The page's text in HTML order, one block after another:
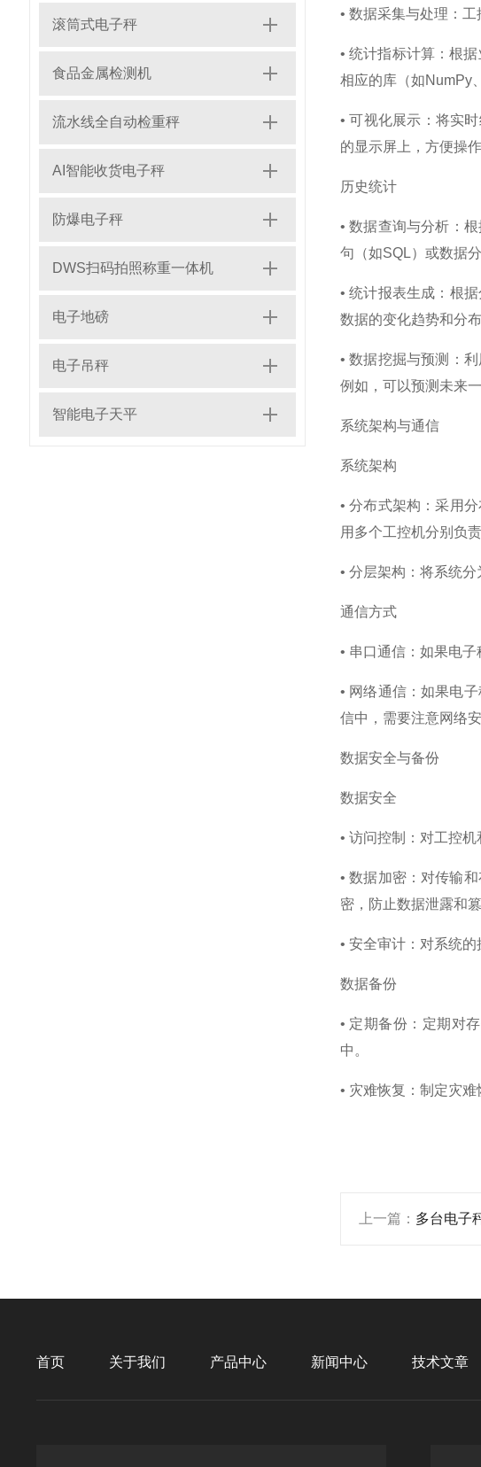
滚筒式电子秤
食品金属检测机
流水线全自动检重秤
AI智能收货电子秤
防爆电子秤
DWS扫码拍照称重一体机
电子地磅
电子吊秤
智能电子天平
• 数据采集与处理：
• 统计指标计算：根
相应的库（如NumPy
• 可视化展示：将实
的显示屏上，方便操
历史统计
• 数据查询与分析：
句（如SQL）或数据
• 统计报表生成：根
数据的变化趋势和分布
• 数据挖掘与预测：
例如，可以预测未来
系统架构与通信
系统架构
• 分布式架构：采用
用多个工控机分别负
• 分层架构：将系统
通信方式
• 串口通信：如果电
• 网络通信：如果电
信中，需要注意网络
数据安全与备份
数据安全
• 访问控制：对工控
• 数据加密：对传输
密，防止数据泄露和篡
• 安全审计：对系统
数据备份
• 定期备份：定期对
中。
• 灾难恢复：制定灾
上一篇： 多台电子
首页 关于我们 产品中心 新闻中心 技术文章